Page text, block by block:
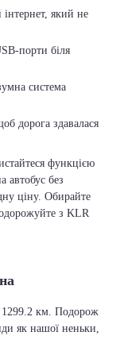
який не
порти біля
система
дорога здавалася
функцією
автобус без
ціну. Обирайте
з KLR
1299.2 км. Подорож
як нашої неньки,